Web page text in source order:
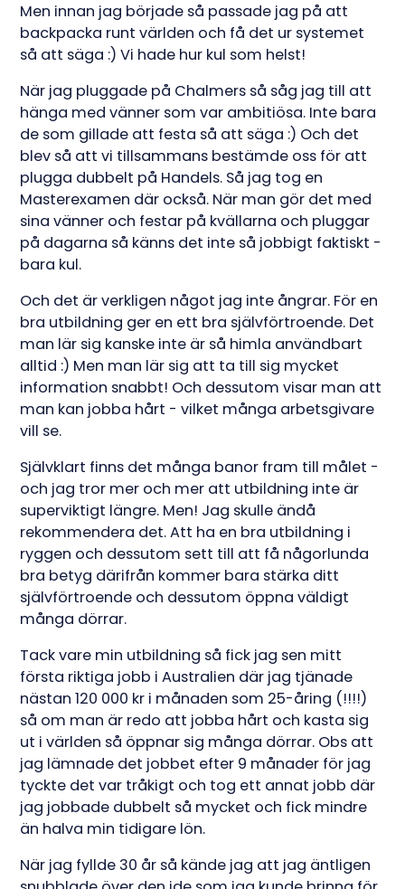
Men innan jag började så passade jag på att
backpacka runt världen och få det ur systemet
så att säga :) Vi hade hur kul som helst!
När jag pluggade på Chalmers så såg jag till att
hänga med vänner som var ambitiösa. Inte bara
de som gillade att festa så att säga :) Och det
blev så att vi tillsammans bestämde oss för att
plugga dubbelt på Handels. Så jag tog en
Masterexamen där också. När man gör det med
sina vänner och festar på kvällarna och pluggar
på dagarna så känns det inte så jobbigt faktiskt -
bara kul.
Och det är verkligen något jag inte ångrar. För en
bra utbildning ger en ett bra självförtroende. Det
man lär sig kanske inte är så himla användbart
alltid :) Men man lär sig att ta till sig mycket
information snabbt! Och dessutom visar man att
man kan jobba hårt - vilket många arbetsgivare
vill se.
Självklart finns det många banor fram till målet -
och jag tror mer och mer att utbildning inte är
superviktigt längre. Men! Jag skulle ändå
rekommendera det. Att ha en bra utbildning i
ryggen och dessutom sett till att få någorlunda
bra betyg därifrån kommer bara stärka ditt
självförtroende och dessutom öppna väldigt
många dörrar.
Tack vare min utbildning så fick jag sen mitt
första riktiga jobb i Australien där jag tjänade
nästan 120 000 kr i månaden som 25-åring (!!!!)
så om man är redo att jobba hårt och kasta sig
ut i världen så öppnar sig många dörrar. Obs att
jag lämnade det jobbet efter 9 månader för jag
tyckte det var tråkigt och tog ett annat jobb där
jag jobbade dubbelt så mycket och fick mindre
än halva min tidigare lön.
När jag fyllde 30 år så kände jag att jag äntligen